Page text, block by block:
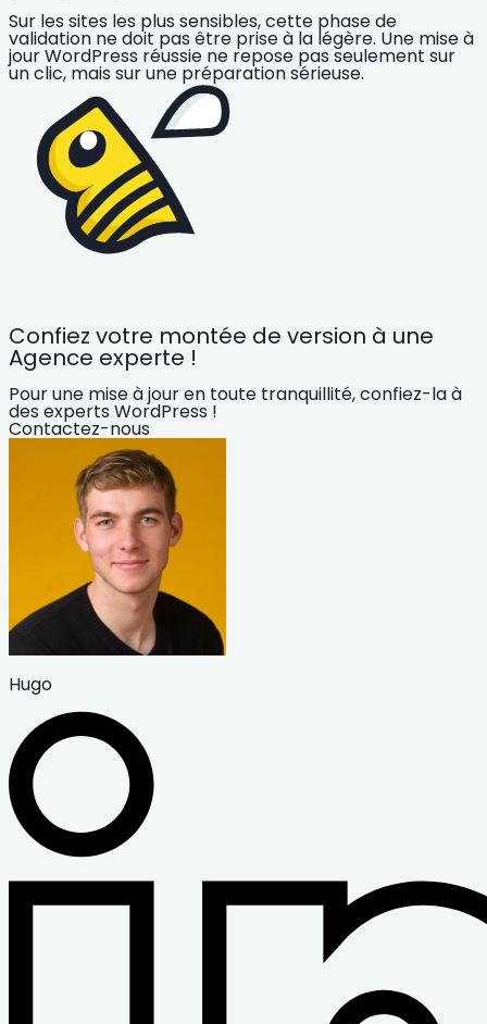
Sur les sites les plus sensibles, cette phase de
validation ne doit pas être prise à la légère. Une mise à
jour WordPress réussie ne repose pas seulement sur
un clic, mais sur une préparation sérieuse.
Confiez votre montée de version à une
Agence experte !
Pour une mise à jour en toute tranquillité, confiez-la à
des experts WordPress !
Contactez-nous
Hugo